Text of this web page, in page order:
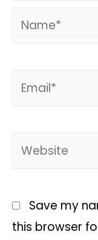
Save my
this browser